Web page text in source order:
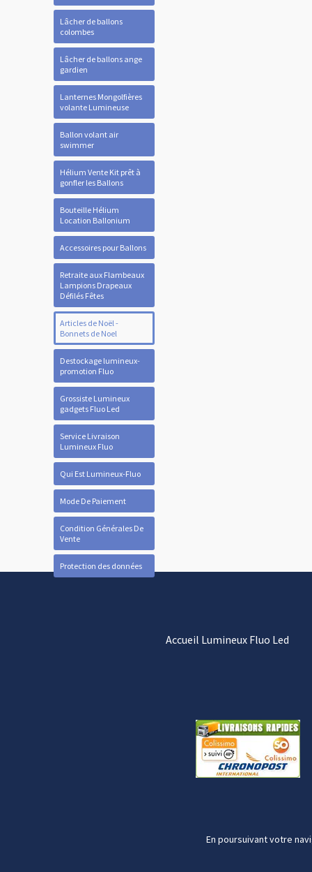
Lâcher de ballons
colombes
Lâcher de ballons ange
gardien
Lanternes Mongolfières
volante Lumineuse
Ballon volant air
swimmer
Hélium Vente Kit prêt à
gonfler les Ballons
Bouteille Hélium
Location Ballonium
Accessoires pour Ballons
Retraite aux Flambeaux
Lampions Drapeaux
Défilés Fêtes
Articles de Noël -
Bonnets de Noel
Destockage lumineux-
promotion Fluo
Grossiste Lumineux
gadgets Fluo Led
Service Livraison
Lumineux Fluo
Qui Est Lumineux-Fluo
Mode De Paiement
Condition Générales De
Vente
Protection des données
Accueil Lumineux Fluo Led
En poursuivant votre